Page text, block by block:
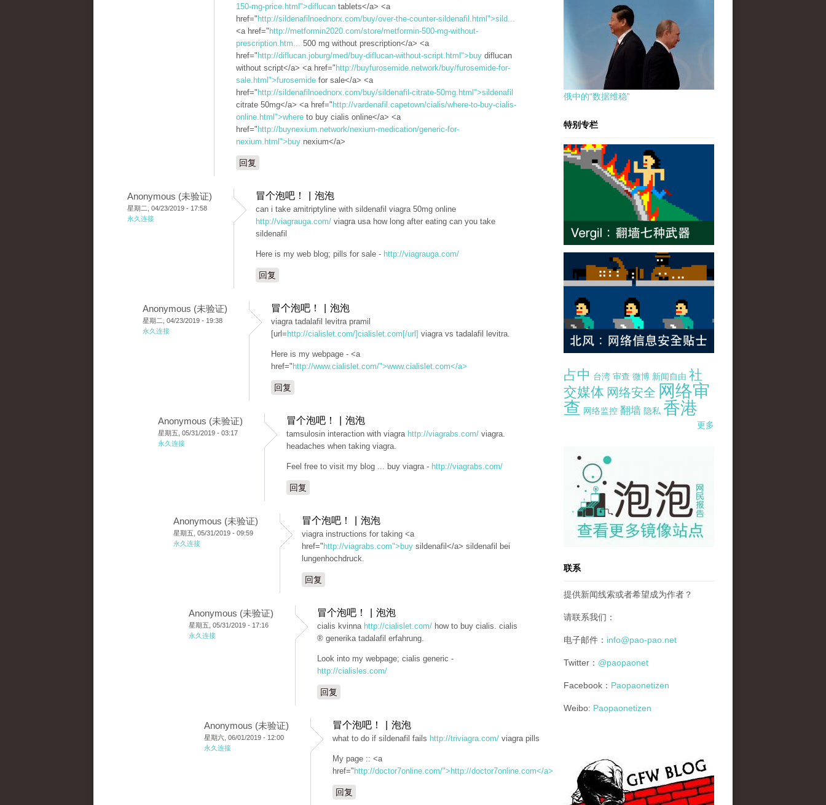
150-mg-price.html">diflucan tablets</a> <a
href=" http://sildenafilnoednorx.com/buy/over-the-counter-sildenafil.html">sild...
<a href=" http://metformin2020.com/store/metformin-500-mg-without-
prescription.htm... 500 mg without prescription</a> <a
href=" http://diflucan.joburg/med/buy-diflucan-without-script.html">buy diflucan
without script</a> <a href=" http://buyfurosemide.network/buy/furosemide-for-
sale.html">furosemide for sale</a> <a
href=" http://sildenafilnoednorx.com/buy/sildenafil-citrate-50mg.html">sildenafil
citrate 50mg</a> <a href=" http://vardenafil.capetown/cialis/where-to-buy-cialis-
online.html">where to buy cialis online</a> <a
href=" http://buynexium.network/nexium-medication/generic-for-
nexium.html">buy nexium</a>
回复
Anonymous (未验证)
星期二, 04/23/2019 - 17:58
永久连接
冒个泡吧！ | 泡泡
can i take amitriptyline with sildenafil viagra 50mg online
http://viagrauga.com/ viagra usa how long after eating can you take
sildenafil
Here is my web blog; pills for sale - http://viagrauga.com/
回复
Anonymous (未验证)
星期二, 04/23/2019 - 19:38
永久连接
冒个泡吧！ | 泡泡
viagra tadalafil levitra pramil
[url= http://cialislet.com/]cialislet.com[/url] viagra vs tadalafil levitra.
Here is my webpage - <a
href=" http://www.cialislet.com/">www.cialislet.com</a>
回复
Anonymous (未验证)
星期五, 05/31/2019 - 03:17
永久连接
冒个泡吧！ | 泡泡
tamsulosin interaction with viagra http://viagrabs.com/ viagra.
headaches when taking viagra.
Feel free to visit my blog ... buy viagra - http://viagrabs.com/
回复
Anonymous (未验证)
星期五, 05/31/2019 - 09:59
永久连接
冒个泡吧！ | 泡泡
viagra instructions for taking <a
href=" http://viagrabs.com">buy sildenafil</a> sildenafil bei
lungenhochdruck.
回复
Anonymous (未验证)
星期五, 05/31/2019 - 17:16
永久连接
冒个泡吧！ | 泡泡
cialis kvinna http://cialislet.com/ how to buy cialis. cialis
® generika tadalafil erfahrung.
Look into my webpage; cialis generic -
http://cialisles.com/
回复
Anonymous (未验证)
星期六, 06/01/2019 - 12:00
永久连接
冒个泡吧！ | 泡泡
what to do if sildenafil fails http://triviagra.com/ viagra pills
My page :: <a
href=" http://doctor7online.com/">http://doctor7online.com</a>
回复
俄中的“数据维稳”
特别专栏
占中 台湾 审查 微博 新闻自由 社
交媒体 网络安全 网络审
查 网络监控 翻墙 隐私 香港
更多
pao-pao-banner-mirror-site-120814.jpg
联系
提供新闻线索或者希望成为作者？
请联系我们：
电子邮件： info@pao-pao.net
Twitter： @paopaonet
Facebook： Paopaonetizen
Weibo: Paopaonetizen
gfw_blog_small.jpg